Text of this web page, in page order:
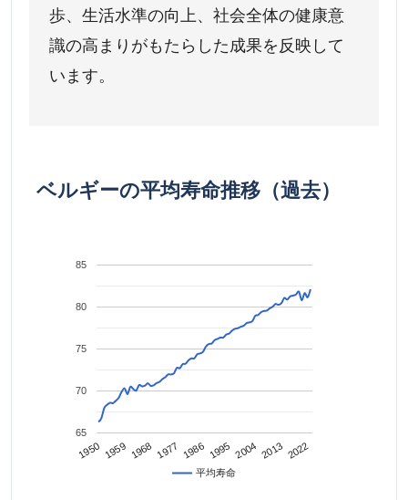
歩、生活水準の向上、社会全体の健康意
識の高まりがもたらした成果を反映して
います。
ベルギーの平均寿命推移（過去）
平均寿命
1950 1959 1968 1977 1986 1995 2004 2013 2022
65
70
75
80
85